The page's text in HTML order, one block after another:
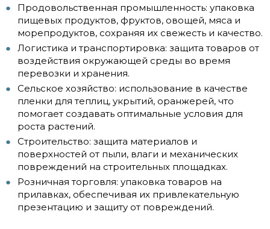
Продовольственная промышленность: упаковка
пищевых продуктов, фруктов, овощей, мяса и
морепродуктов, сохраняя их свежесть и качество.
Логистика и транспортировка: защита товаров от
воздействия окружающей среды во время
перевозки и хранения.
Сельское хозяйство: использование в качестве
пленки для теплиц, укрытий, оранжерей, что
помогает создавать оптимальные условия для
роста растений.
Строительство: защита материалов и
поверхностей от пыли, влаги и механических
повреждений на строительных площадках.
Розничная торговля: упаковка товаров на
прилавках, обеспечивая их привлекательную
презентацию и защиту от повреждений.